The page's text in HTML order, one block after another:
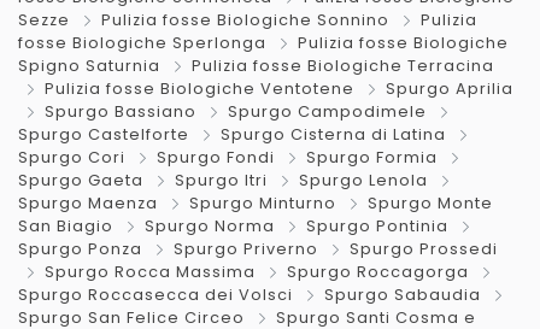
Sezze
Pulizia fosse Biologiche Sonnino
Pulizia
fosse Biologiche Sperlonga
Pulizia fosse Biologiche
Spigno Saturnia
Pulizia fosse Biologiche Terracina
Pulizia fosse Biologiche Ventotene
Spurgo Aprilia
Spurgo Bassiano
Spurgo Campodimele
Spurgo Castelforte
Spurgo Cisterna di Latina
Spurgo Cori
Spurgo Fondi
Spurgo Formia
Spurgo Gaeta
Spurgo Itri
Spurgo Lenola
Spurgo Maenza
Spurgo Minturno
Spurgo Monte
San Biagio
Spurgo Norma
Spurgo Pontinia
Spurgo Ponza
Spurgo Priverno
Spurgo Prossedi
Spurgo Rocca Massima
Spurgo Roccagorga
Spurgo Roccasecca dei Volsci
Spurgo Sabaudia
Spurgo San Felice Circeo
Spurgo Santi Cosma e